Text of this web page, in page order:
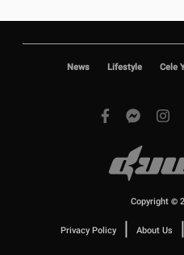
News Lifestyle Cele
Copyright ©
Privacy Policy | About Us |